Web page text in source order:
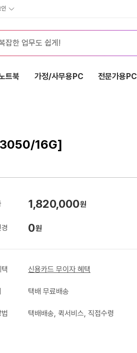
트북 가정/사무용PC 전문가용PC
3050/16G]
1,820,000원
0원
신용카드 무이자 혜택
택배 무료배송
택배배송, 퀵서비스, 직접수령